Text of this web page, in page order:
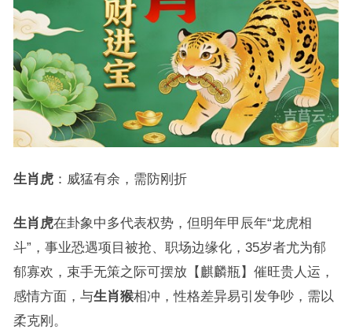
生肖虎：威猛有余，需防刚折
生肖虎在卦象中多代表权势，但明年甲辰年“龙虎相
斗”，事业恐遇项目被抢、职场边缘化，35岁者尤为郁
郁寡欢，束手无策之际可摆放【麒麟瓶】催旺贵人运，
感情方面，与生肖猴相冲，性格差异易引发争吵，需以
柔克刚。